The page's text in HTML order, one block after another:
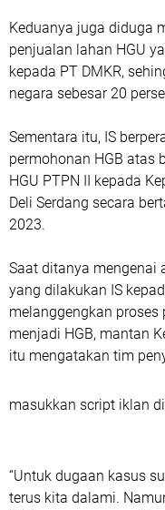
Keduanya juga diduga
penjualan lahan HGU
kepada PT DMKR,
negara sebesar 20
Sementara itu, IS
permohonan HGB atas
HGU PTPN II kepada
Deli Serdang secara
2023.
Saat ditanya mengenai
yang dilakukan IS
melanggengkan proses
menjadi HGB, mantan
itu mengatakan tim
masukkan script iklan
“Untuk dugaan kasus
terus kita dalami.